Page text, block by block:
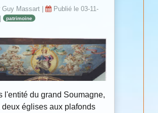
Guy Massart | Publié le03-11-
| patrimoine
l'entité du grand Soumagne,
deux églises aux plafonds